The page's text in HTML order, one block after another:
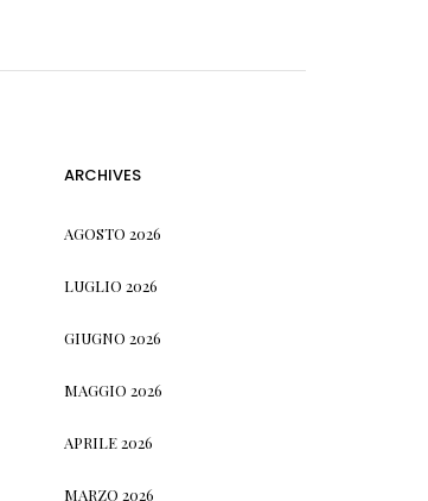
ARCHIVES
AGOSTO 2026
LUGLIO 2026
GIUGNO 2026
MAGGIO 2026
APRILE 2026
MARZO 2026